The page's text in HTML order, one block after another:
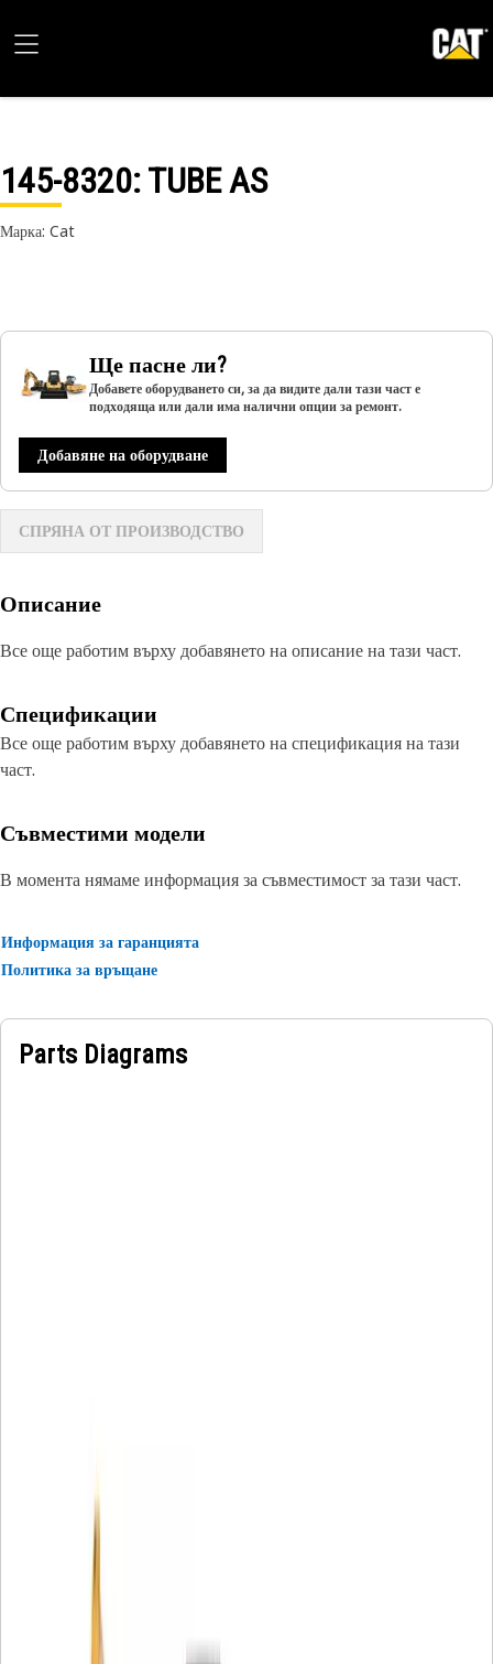
145-8320: TUBE AS
Марка: Cat
Ще пасне ли?
Добавете оборудването си, за да видите дали тази част е
подходяща или дали има налични опции за ремонт.
Добавяне на оборудване
СПРЯНА ОТ ПРОИЗВОДСТВО
Описание
Все още работим върху добавянето на описание на тази част.
Спецификации
Все още работим върху добавянето на спецификация на тази
част.
Съвместими модели
В момента нямаме информация за съвместимост за тази част.
Информация за гаранцията
Политика за връщане
Parts Diagrams